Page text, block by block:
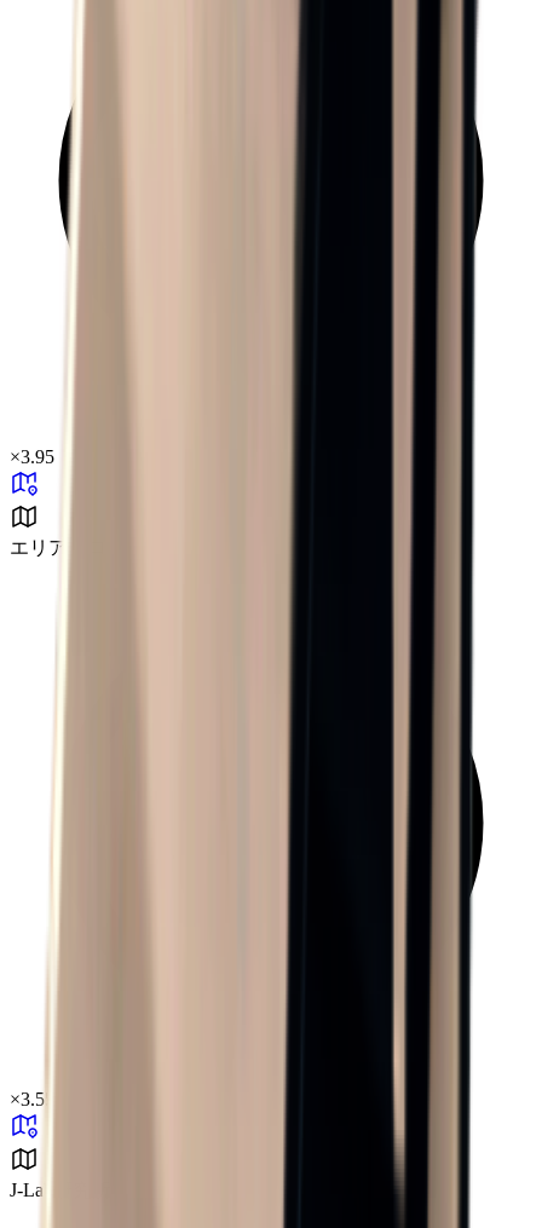
×3.95
エリアゼロ
×3.55
J-Lab研究所